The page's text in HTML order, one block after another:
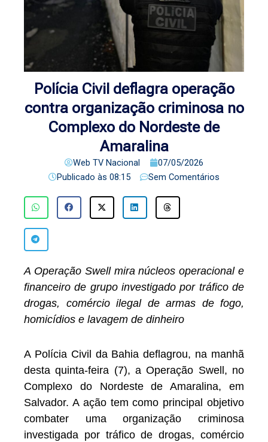
Polícia Civil deflagra operação
contra organização criminosa no
Complexo do Nordeste de
Amaralina
Web TV Nacional
07/05/2026
Publicado às 08:15 Sem Comentários
A Operação Swell mira núcleos operacional e
financeiro de grupo investigado por tráfico de
drogas, comércio ilegal de armas de fogo,
homicídios e lavagem de dinheiro
A Polícia Civil da Bahia deflagrou, na manhã
desta quinta-feira (7), a Operação Swell, no
Complexo do Nordeste de Amaralina, em
Salvador. A ação tem como principal objetivo
combater uma organização criminosa
investigada por tráfico de drogas, comércio